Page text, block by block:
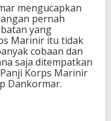
mengucapkan
pernah
yang
Marinir itu tidak
cobaan dan
saja ditempatkan
Korps Marinir
Dankormar.